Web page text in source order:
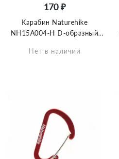
170 ₽
Карабин Naturehike
NH15A004-H D-образный
зеленый, 6927595717325
Нет в наличии